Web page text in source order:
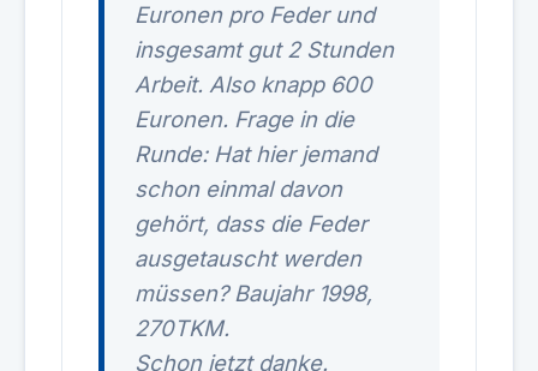
Euronen pro Feder und
insgesamt gut 2 Stunden
Arbeit. Also knapp 600
Euronen. Frage in die
Runde: Hat hier jemand
schon einmal davon
gehört, dass die Feder
ausgetauscht werden
müssen? Baujahr 1998,
270TKM.
Schon jetzt danke.